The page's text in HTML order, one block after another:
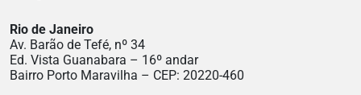
Rio de Janeiro
Av. Barão de Tefé, nº 34
Ed. Vista Guanabara – 16º andar
Bairro Porto Maravilha – CEP: 20220-460